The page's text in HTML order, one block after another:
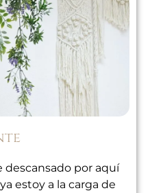
descansado por aquí
estoy a la carga de